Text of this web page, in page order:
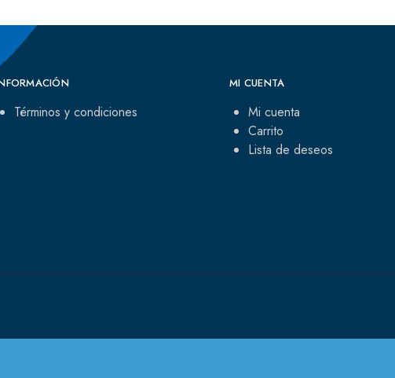
Términos y condiciones
MI CUENTA
Mi cuenta
Carrito
Lista de deseos